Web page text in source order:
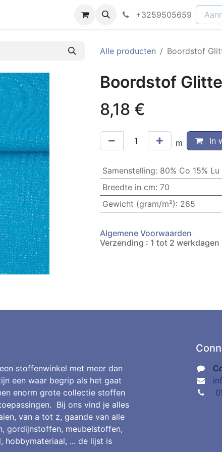
+3259505659
Alle producten Boordstof
Boordstof
8,18 €
m In
Samenstelling: 80% Co 15% Lu
Breedte in cm: 70
Gewicht (gram/m²): 265
Algemene Voorwaarden
Verzending : 1 tot 2 werkdagen
stoffenwinkel met meer dan
een waar begrip als het gaat
enorm grote collectie stoffen
Bij ons vind je alles
van a tot z, gaande van alle
gordijnstoffen, meubelstoffen,
hobbymateriaal, ... de lijst is
0